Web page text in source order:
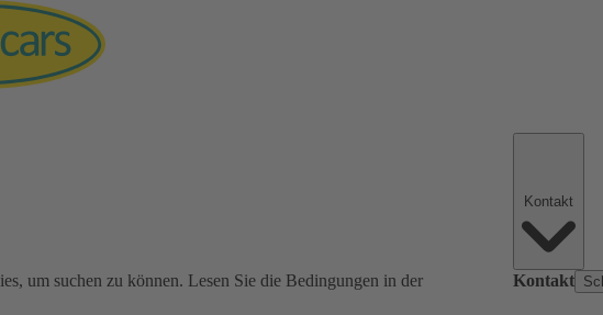
um suchen zu können. Lesen Sie die Bedingungen in der
Kontakt